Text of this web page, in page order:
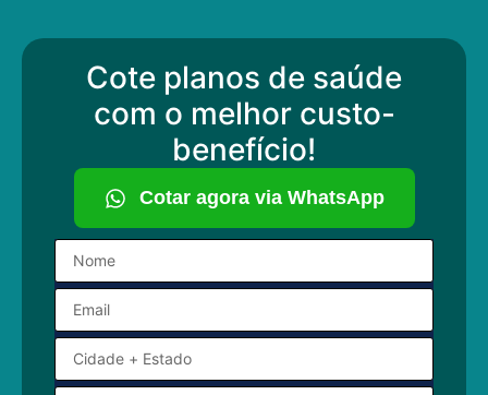
Cote planos de saúde
com o melhor custo-
benefício!
Cotar agora via WhatsApp